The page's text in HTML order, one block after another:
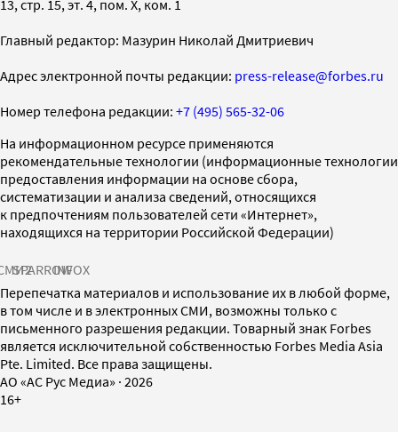
13, стр. 15, эт. 4, пом. X, ком. 1
Главный редактор: Мазурин Николай Дмитриевич
Адрес электронной почты редакции: press-release@forbes.ru
Номер телефона редакции: +7 (495) 565-32-06
На информационном ресурсе применяются
рекомендательные технологии (информационные технологии
предоставления информации на основе сбора,
систематизации и анализа сведений, относящихся
к предпочтениям пользователей сети «Интернет»,
находящихся на территории Российской Федерации)
SPARROWINFOX
Перепечатка материалов и использование их в любой форме,
в том числе и в электронных СМИ, возможны только с
письменного разрешения редакции. Товарный знак Forbes
является исключительной собственностью Forbes Media Asia
Pte. Limited. Все права защищены.
AO «АС Рус Медиа» · 2026
16+